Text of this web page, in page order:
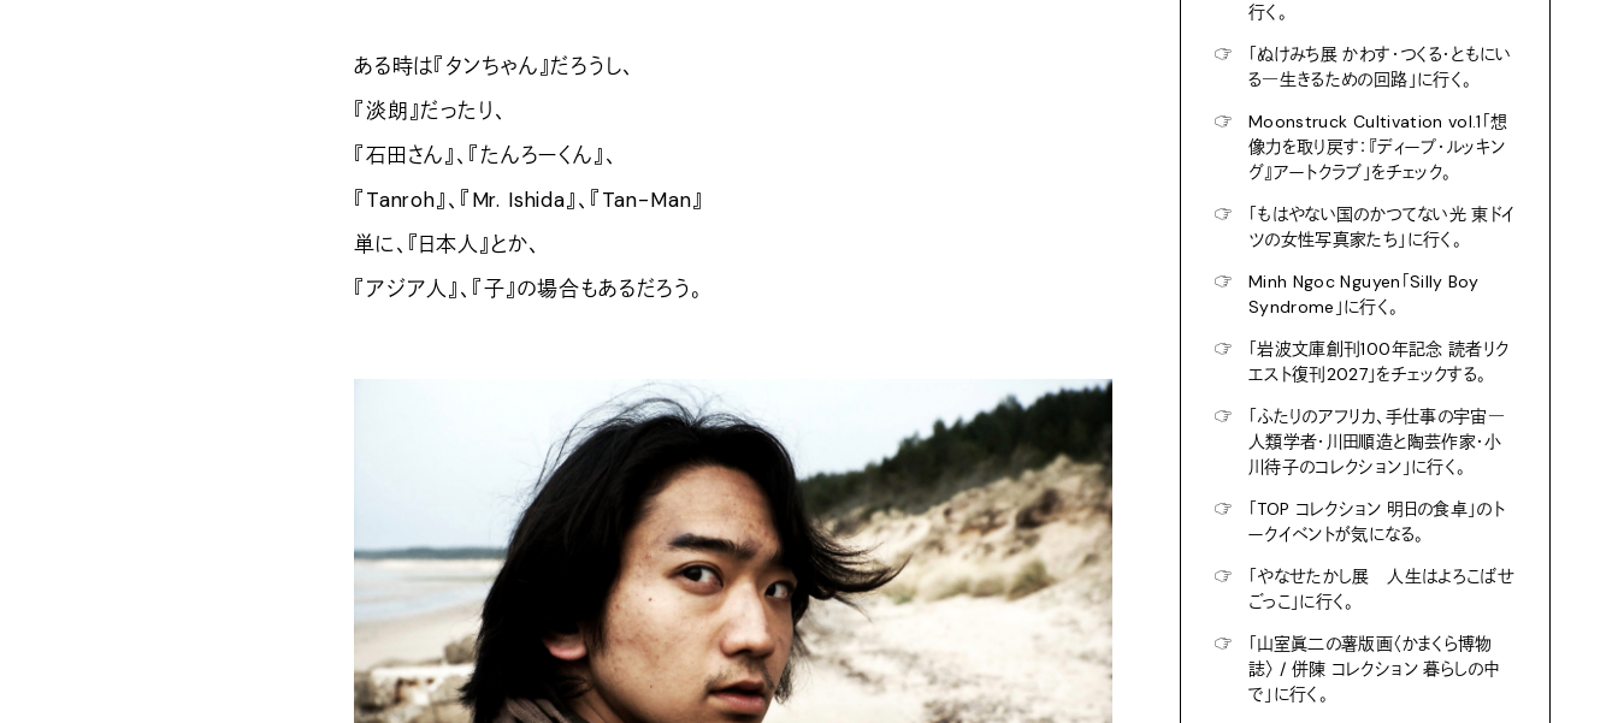
ある時は『タンちゃん』だろうし、
『淡朗』だったり、
『石田さん』、『たんろーくん』、
『Tanroh』、『Mr. Ishida』、『Tan-Man』
単に、『日本人』とか、
『アジア人』、『子』の場合もあるだろう。
行く。
☞
「ぬけみち展 かわす・つくる・ともにい
る―生きるための回路」に行く。
☞
Moonstruck Cultivation vol.1「想
像力を取り戻す：『ディープ・ルッキン
グ』アートクラブ」をチェック。
☞
「もはやない国のかつてない光 東ドイ
ツの女性写真家たち」に行く。
☞
Minh Ngoc Nguyen「Silly Boy
Syndrome」に行く。
☞
「岩波文庫創刊100年記念 読者リク
エスト復刊2027」をチェックする。
☞
「ふたりのアフリカ、手仕事の宇宙―
人類学者・川田順造と陶芸作家・小
川待子のコレクション」に行く。
☞
「TOP コレクション 明日の食卓」のト
ークイベントが気になる。
☞
「やなせたかし展 人生はよろこばせ
ごっこ」に行く。
☞
「山室眞二の薯版画〈かまくら博物
誌〉 / 併陳 コレクション 暮らしの中
で」に行く。